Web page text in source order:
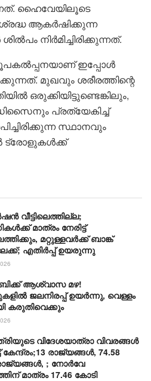
ഹൈവേയിലൂടെ
ആകർഷിക്കുന്ന
നിർമിച്ചിരിക്കുന്നത്.
ഇപ്പോൾ
മുഖവും ശരീരത്തിന്റെ
ഒരുക്കിയിട്ടുണ്ടെങ്കിലും,
പ്രത്യേകിച്ച്
സ്ഥാനവും
വീട്ടിലെത്തില്ല;
മാത്രം നേരിട്ട്
മറ്റുള്ളവർക്ക് ബാങ്ക്
എതിർപ്പ് ഉയരുന്നു
ആശ്വാസ മഴ!
ജലനിരപ്പ് ഉയർന്നു, വെള്ളം
കരുതിവെക്കും
വിദേശയാത്രാ വിവരങ്ങൾ
രാജ്യങ്ങൾ, 74.58
; നോർവേ
മാത്രം 17.46 കോടി